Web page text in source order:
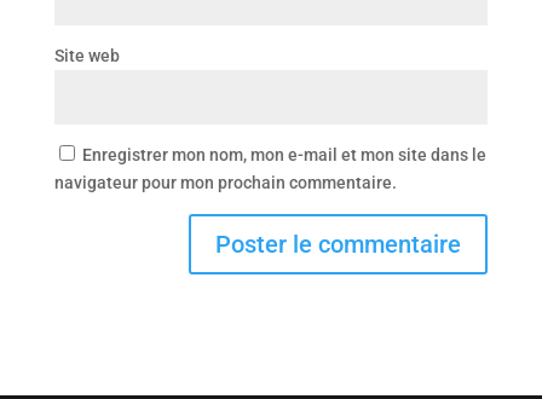
Site web
Enregistrer mon nom, mon e-mail et mon site dans le
navigateur pour mon prochain commentaire.